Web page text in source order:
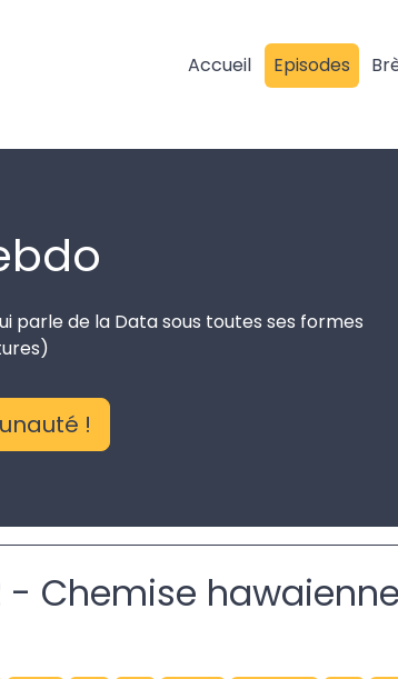
Accueil Episodes
parle de la Data sous toutes ses formes
!
- Chemise